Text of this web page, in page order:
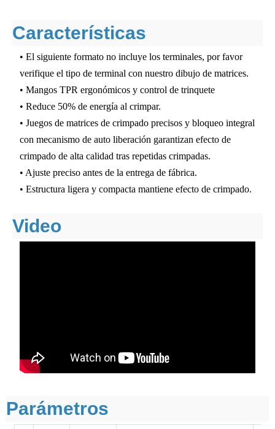
Características
• El siguiente formato no incluye los terminales, por favor
verifique el tipo de terminal con nuestro dibujo de matrices.
• Mangos TPR ergonómicos y control de trinquete
• Reduce 50% de energía al crimpar.
• Juegos de matrices de crimpado precisos y bloqueo integral
con mecanismo de auto liberación garantizan efecto de
crimpado de alta calidad tras repetidas crimpadas.
• Ajuste preciso antes de la entrega de fábrica.
• Estructura ligera y compacta mantiene efecto de crimpado.
Video
Parámetros